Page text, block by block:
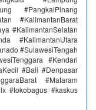
#PangkalPinang
#KalimantanBarat
#KalimantanSelatan
#KalimantanUtara
#SulawesiTengah
#Kendari
#Bali #Denpasar
#Mataram
#tokobagus #kaskus